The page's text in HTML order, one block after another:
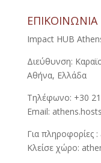
ΕΠΙΚΟΙΝΩΝΙΑ
Impact HUB
Διεύθυνση:
Αθήνα, Ελλάδα
Τηλέφωνο: +30
Email:
Για πληροφορίες
Κλείσε χώρο: